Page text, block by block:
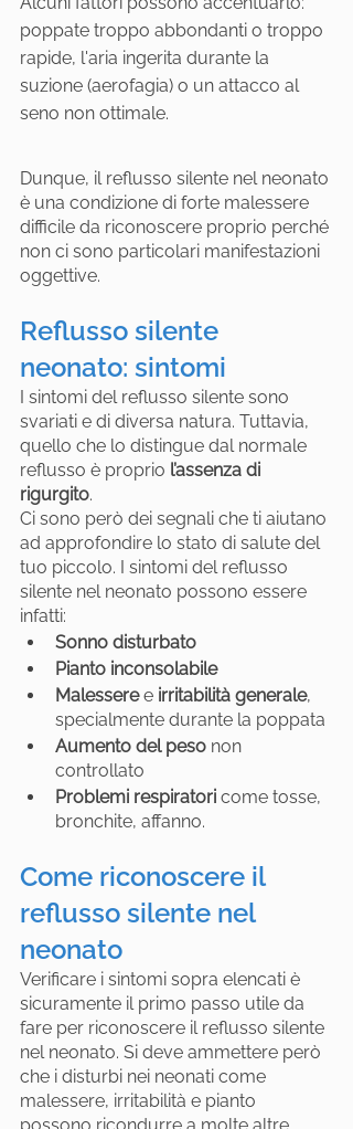
poppate troppo abbondanti o troppo
rapide, l'aria ingerita durante la
suzione (aerofagia) o un attacco al
seno non ottimale.
Dunque, il reflusso silente nel neonato
è una condizione di forte malessere
difficile da riconoscere proprio perché
non ci sono particolari manifestazioni
oggettive.
Reflusso silente
neonato: sintomi
I sintomi del reflusso silente sono
svariati e di diversa natura. Tuttavia,
quello che lo distingue dal normale
reflusso è proprio l’assenza di
rigurgito.
Ci sono però dei segnali che ti aiutano
ad approfondire lo stato di salute del
tuo piccolo. I sintomi del reflusso
silente nel neonato possono essere
infatti:
Sonno disturbato
Pianto inconsolabile
Malessere e irritabilità generale,
specialmente durante la poppata
Aumento del peso non
controllato
Problemi respiratori come tosse,
bronchite, affanno.
Come riconoscere il
reflusso silente nel
neonato
Verificare i sintomi sopra elencati è
sicuramente il primo passo utile da
fare per riconoscere il reflusso silente
nel neonato. Si deve ammettere però
che i disturbi nei neonati come
malessere, irritabilità e pianto